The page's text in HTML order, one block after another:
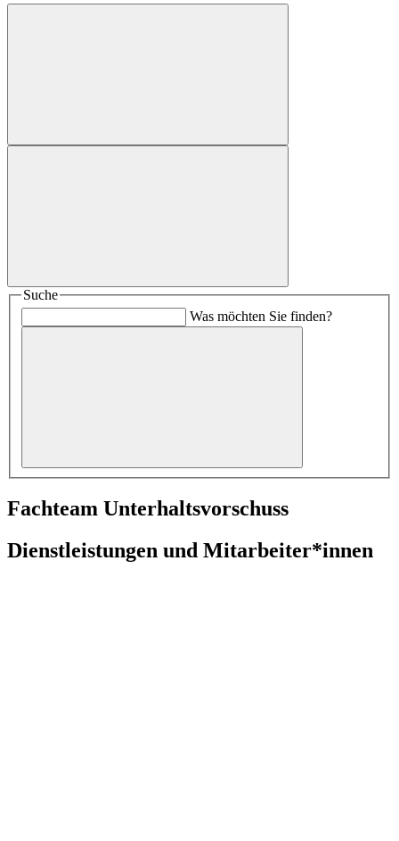
Suche
Was möchten Sie finden?
Fachteam Unterhaltsvorschuss
Dienstleistungen und Mitarbeiter*innen